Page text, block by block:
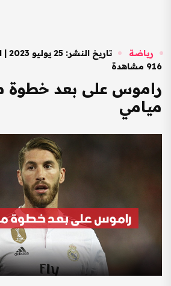
رياضة
تاريخ النشر: 25 يوليو 2023 | الساعة: 03:02 مساءً
916 مشاهدة
راموس على بعد خطوة
ميامي